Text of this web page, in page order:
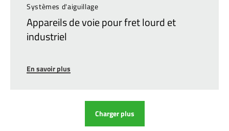
Systèmes d'aiguillage
Appareils de voie pour fret lourd et
industriel
En savoir plus
Charger plus